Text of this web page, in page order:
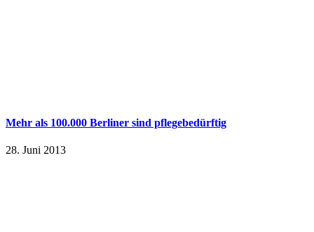
Mehr als 100.000 Berliner sind pflegebedürftig
28. Juni 2013